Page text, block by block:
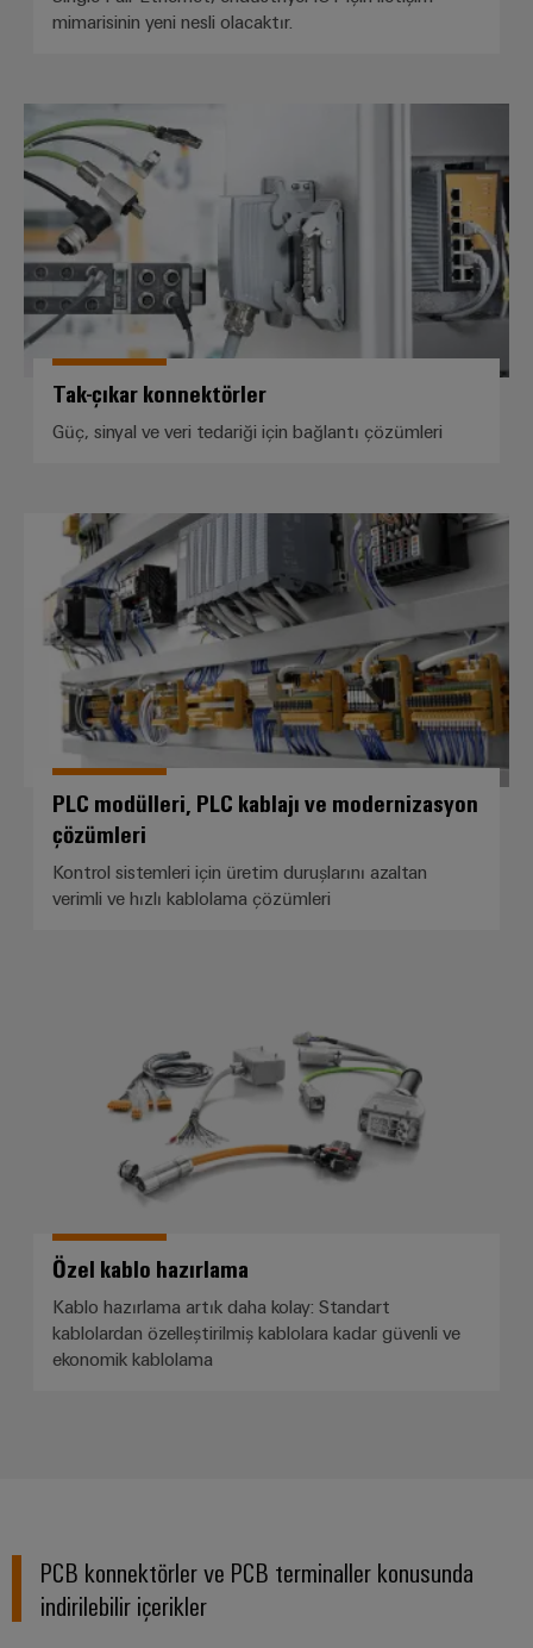
mimarisinin yeni nesli olacaktır.
Tak-çıkar konnektörler
Güç, sinyal ve veri tedariği için bağlantı çözümleri
PLC modülleri, PLC kablajı ve
PLC modülleri, PLC kablajı ve modernizasyon
çözümleri
Kontrol sistemleri için üretim duruşlarını azaltan
verimli ve hızlı kablolama çözümleri
Özel kablo hazırlama
Kablo hazırlama artık daha kolay: Standart
kablolardan özelleştirilmiş kablolara kadar güvenli ve
ekonomik kablolama
PCB konnektörler ve PCB terminaller konusunda
indirilebilir içerikler